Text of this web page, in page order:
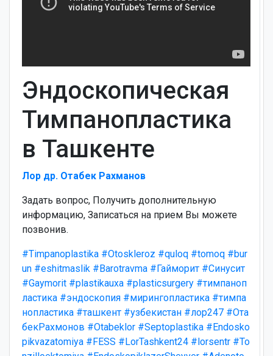
Эндоскопическая
Тимпанопластика
в Ташкенте
Лор др. Отабек Рахманов
Задать вопрос, Получить дополнительную
информацию, Записаться на прием Вы можете
позвонив.
#Timpanoplastika #Otoskleroz #quloq #tomoq #bur
un #eshitmaslik #Barotravma #Гайморит #Синусит
#Gaymorit #plastikauxa #plasticsurgery #тимпаноп
ластика #эндоскопия #мирингопластика #тимпа
нопластика #ташкент #узбекистан #лор247 #Ота
бекРахмонов #Otabeklor #Septoplastika #Endosko
pikvazatomiya #FESS #LorTashkent24 #lorsentr #To